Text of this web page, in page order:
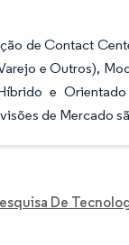
de Contact
e Outros),
e
de Mercado
De